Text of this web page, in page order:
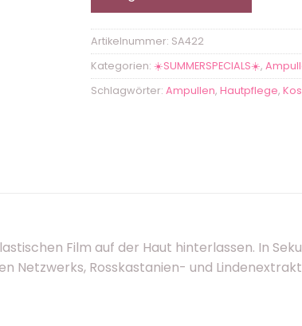
Artikelnummer: SA422
Kategorien: ☀️SUMMERSPECIALS☀️,
Schlagwörter: Ampullen, Hautpflege,
Film auf der Haut hinterlassen. In
Netzwerks, Rosskastanien- und